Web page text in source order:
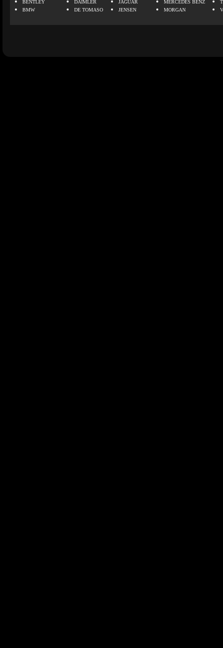
BENTLEY
BMW
DAIMLER
DE TOMASO
JAGUAR
JENSEN
MERCEDES BENZ
MORGAN